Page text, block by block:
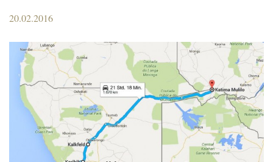
Posted
20.02.2016